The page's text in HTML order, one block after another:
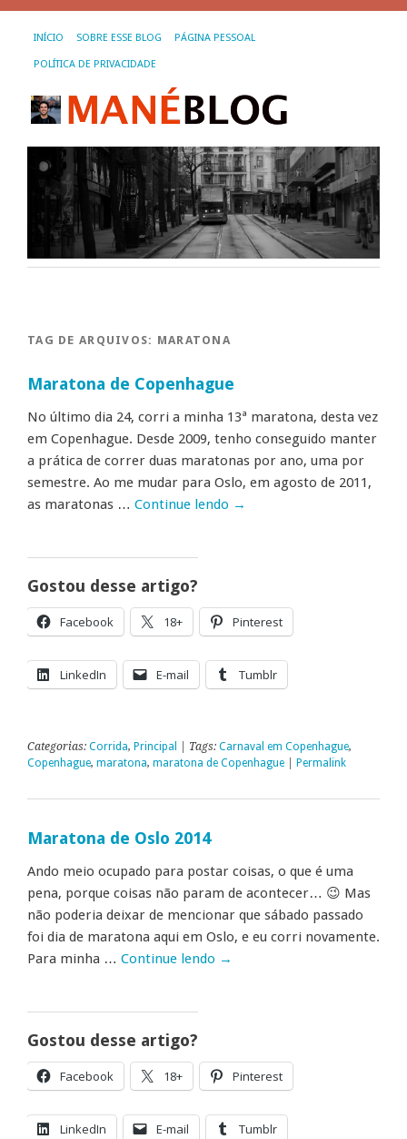
INÍCIO SOBRE ESSE BLOG PÁGINA PESSOAL
POLÍTICA DE PRIVACIDADE
TAG DE ARQUIVOS: MARATONA
Maratona de Copenhague
No último dia 24, corri a minha 13ª maratona, desta vez
em Copenhague. Desde 2009, tenho conseguido manter
a prática de correr duas maratonas por ano, uma por
semestre. Ao me mudar para Oslo, em agosto de 2011,
as maratonas … Continue lendo →
Gostou desse artigo?
Facebook 18+ Pinterest
LinkedIn E-mail Tumblr
Categorias: Corrida, Principal | Tags: Carnaval em Copenhague,
Copenhague, maratona, maratona de Copenhague Permalink
Maratona de Oslo 2014
Ando meio ocupado para postar coisas, o que é uma
pena, porque coisas não param de acontecer… 😉 Mas
não poderia deixar de mencionar que sábado passado
foi dia de maratona aqui em Oslo, e eu corri novamente.
Para minha … Continue lendo →
Gostou desse artigo?
Facebook 18+ Pinterest
LinkedIn E-mail Tumblr